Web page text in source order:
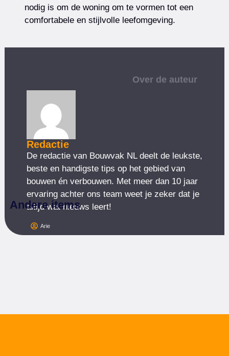
nodig is om de woning om te vormen tot een
comfortabele en stijlvolle leefomgeving.
Over de auteur
Redactie
De redactie van Bouwvak NL deelt de leukste,
beste en handigste tips op het gebied van
bouwen én verbouwen. Met meer dan 10 jaar
ervaring achter ons team weet je zeker dat je
altijd wat nieuws leert!
Andere items
Arie